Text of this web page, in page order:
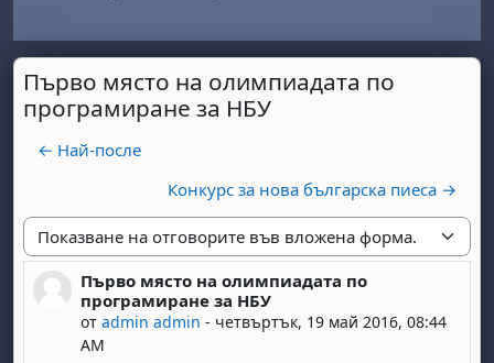
Първо място на олимпиадата по
програмиране за НБУ
← Най-после
Конкурс за нова българска пиеса →
Начин на показване
Първо място на олимпиадата по
програмиране за НБУ
отadmin admin - четвъртък, 19 май 2016, 08:44
AM
Number of replies: 0